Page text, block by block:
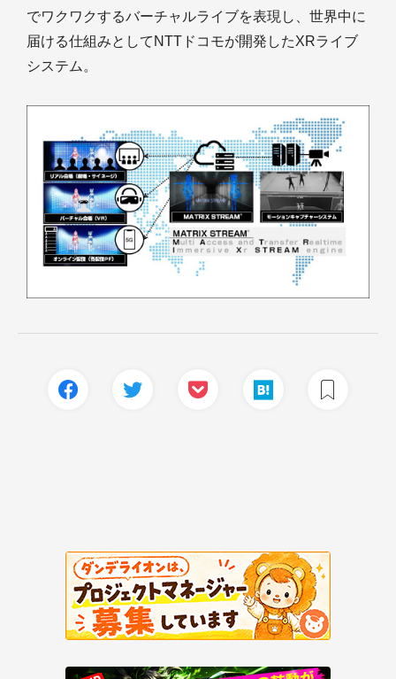
でワクワクするバーチャルライブを表現し、世界中に
届ける仕組みとしてNTTドコモが開発したXRライブ
システム。